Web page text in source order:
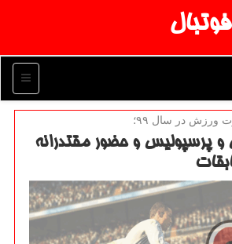
منو
ورزش در سال ۹۹؛
و پرسپولیس و حضور مقتدرانه